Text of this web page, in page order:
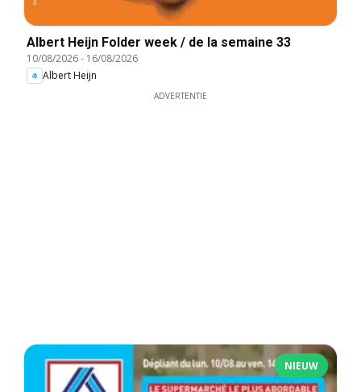
Albert Heijn Folder week / de la semaine 33
10/08/2026- 16/08/2026
Albert Heijn
ADVERTENTIE
NIEUW